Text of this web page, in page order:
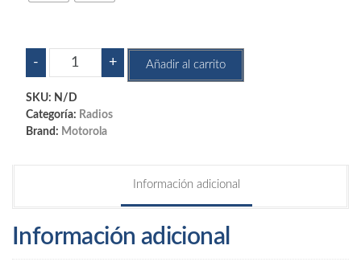
-
Radio
móvil
Motorola
DGM5500e
cantidad
+ Añadir al carrito
SKU: N/D
Categoría: Radios
Brand: Motorola
Información adicional
Información adicional